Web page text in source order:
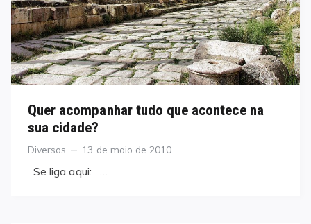
Quer acompanhar tudo que acontece na
sua cidade?
Categories
Diversos
Posted
13 de maio de 2010
Se liga aqui: …